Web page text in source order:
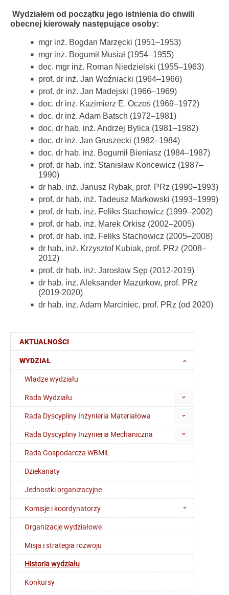
AKTUALNOŚCI
WYDZIAŁ
Władze wydziału
Rada Wydziału
Rada Dyscypliny Inżynieria Materiałowa
Rada Dyscypliny Inżynieria Mechaniczna
Rada Gospodarcza WBMiL
Dziekanaty
Jednostki organizacyjne
Komisje i koordynatorzy
Organizacje wydziałowe
Misja i strategia rozwoju
Historia wydziału
Konkursy
Wydziałem od początku jego istnienia do chwili
obecnej kierowały następujące osoby:
mgr inż. Bogdan Marzęcki (1951–1953)
mgr inż. Bogumił Musiał (1954–1955)
doc. mgr inż. Roman Niedzielski (1955–1963)
prof. dr inż. Jan Woźniacki (1964–1966)
prof. dr inż. Jan Madejski (1966–1969)
doc. dr inż. Kazimierz E. Oczoś (1969–1972)
doc. dr inż. Adam Batsch (1972–1981)
doc. dr hab. inż. Andrzej Bylica (1981–1982)
doc. dr inż. Jan Gruszecki (1982–1984)
doc. dr hab. inż. Bogumił Bieniasz (1984–1987)
prof. dr hab. inż. Stanisław Koncewicz (1987–
1990)
dr hab. inż. Janusz Rybak, prof. PRz (1990–1993)
prof. dr hab. inż. Tadeusz Markowski (1993–1999)
prof. dr hab. inż. Feliks Stachowicz (1999–2002)
prof. dr hab. inż. Marek Orkisz (2002–2005)
prof. dr hab. inż. Feliks Stachowicz (2005–2008)
dr hab. inż. Krzysztof Kubiak, prof. PRz (2008–
2012)
prof. dr hab. inż. Jarosław Sęp (2012-2019)
dr hab. inż. Aleksander Mazurkow, prof. PRz
(2019-2020)
dr hab. inż. Adam Marciniec, prof. PRz (od 2020)